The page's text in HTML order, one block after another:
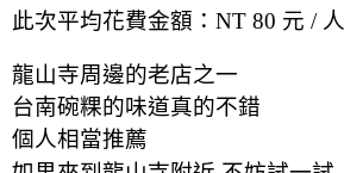
此次平均花費金額：NT 80 元 / 人
龍山寺周邊的老店之一
台南碗粿的味道真的不錯
個人相當推薦